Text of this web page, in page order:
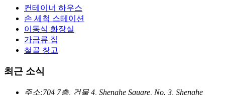
컨테이너 하우스
손 세척 스테이션
이동식 화장실
가금류 집
철골 창고
최근 소식
주소:704 7층, 건물 4, Shenghe Square, No. 3, Shenghe